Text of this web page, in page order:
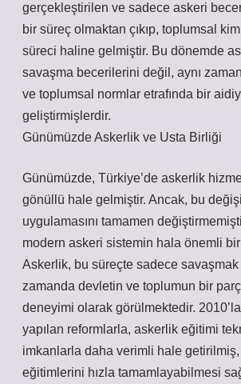
gerçekleştirilen ve sadece askeri
bir süreç olmaktan çıkıp, toplumsal
süreci haline gelmiştir. Bu dönemde
savaşma becerilerini değil, aynı
ve toplumsal normlar etrafında bir
geliştirmişlerdir.
Günümüzde Askerlik ve Usta Birliği
Günümüzde, Türkiye’de askerlik
gönüllü hale gelmiştir. Ancak, bu
uygulamasını tamamen
modern askeri sistemin hala önemli bir
Askerlik, bu süreçte sadece savaşmak
zamanda devletin ve toplumun bir
deneyimi olarak görülmektedir.
yapılan reformlarla, askerlik eğitimi
imkanlarla daha verimli hale
eğitimlerini hızla tamamlayabilmesi